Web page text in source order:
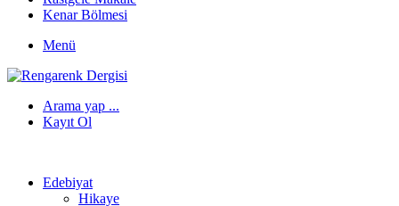
Kenar Bölmesi
Menü
Arama yap ...
Kayıt Ol
Edebiyat
Hikaye